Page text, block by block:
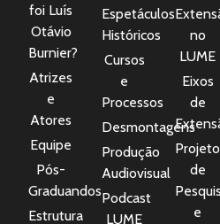
foi Luís
Otávio
Burnier?
Atrizes
e
Atores
Equipe
Pós-
Graduandos
Estrutura
Espetáculos
Históricos
Cursos
e
Processos
Desmontagens
Produção
Audiovisual
Podcast
LUME
no
LUME
Eixos
de
de
e